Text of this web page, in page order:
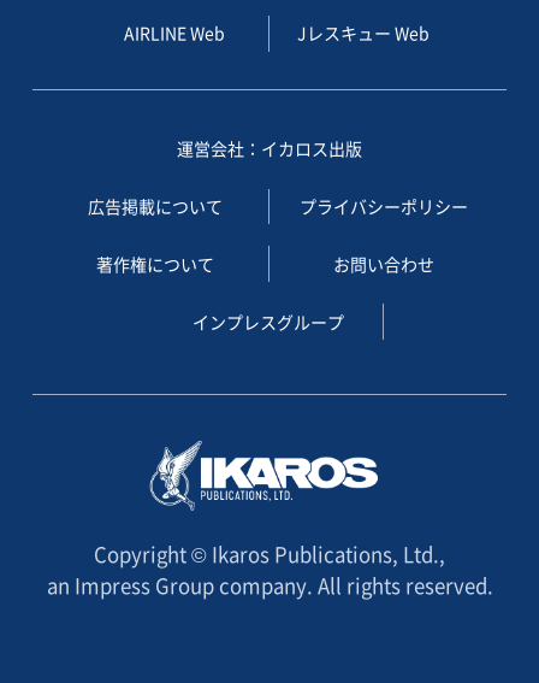
AIRLINE Web Jレスキュー Web
運営会社：イカロス出版
広告掲載について プライバシーポリシー
著作権について お問い合わせ
インプレスグループ
Copyright © Ikaros Publications, Ltd.,
an Impress Group company. All rights reserved.